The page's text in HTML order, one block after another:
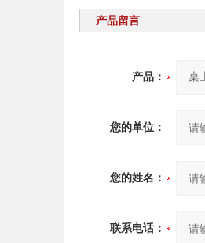
产品留言
产品：
您的单位：
您的姓名：
联系电话：